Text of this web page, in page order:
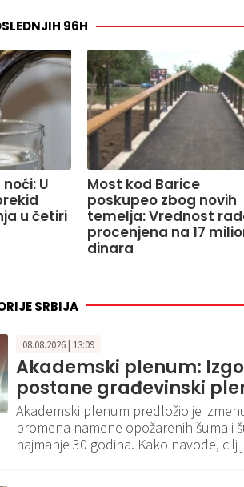
96H
U
u četiri
Most kod Barice
poskupeo zbog novih
temelja: Vrednost
procenjena na 17
dinara
SRBIJA
08.08.2026 | 13:09
Akademski plenum:
postane građevinski
Akademski plenum predložio je
promena namene opožarenih šuma i
najmanje 30 godina. Kako navode,